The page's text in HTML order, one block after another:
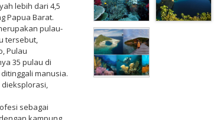
lebih dari 4,5
Papua Barat.
pulau-
tersebut,
Pulau
35 pulau di
manusia.
dieksplorasi,
sebagai